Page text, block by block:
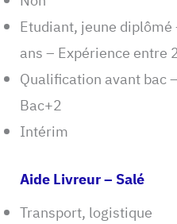
Etudiant, jeune diplômé
ans – Expérience entre
Qualification avant bac
Bac+2
Intérim
Aide Livreur – Salé
Transport, logistique